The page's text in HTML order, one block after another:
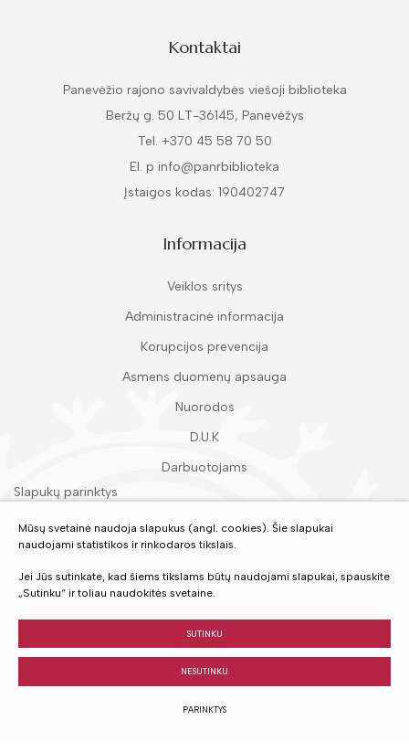
Kontaktai
Panevėžio rajono savivaldybės viešoji biblioteka
Beržų g. 50 LT-36145, Panevėžys
Tel. +370 45 58 70 50
El. p info@panrbiblioteka
Įstaigos kodas: 190402747
Informacija
Veiklos sritys
Administracinė informacija
Korupcijos prevencija
Asmens duomenų apsauga
Nuorodos
D.U.K
Darbuotojams
Slapukų parinktys
Įvertinkite mūsų paslaugas
Mūsų svetainė naudoja slapukus (angl. cookies). Šie slapukai
naudojami statistikos ir rinkodaros tikslais.
Jei Jūs sutinkate, kad šiems tikslams būtų naudojami slapukai, spauskite
„Sutinku“ ir toliau naudokitės svetaine.
SUTINKU
NESUTINKU
PARINKTYS